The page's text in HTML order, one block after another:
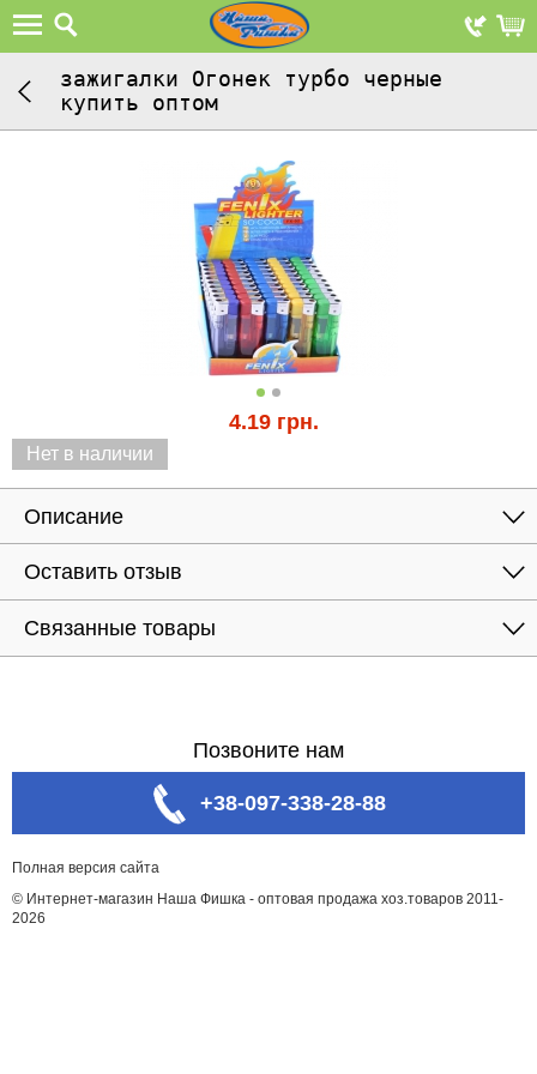
зажигалки Огонек турбо черные
купить оптом
4.19 грн.
Нет в наличии
Описание
Оставить отзыв
Связанные товары
Позвоните нам
+38-097-338-28-88
Полная версия сайта
© Интернет-магазин Наша Фишка - оптовая продажа хоз.товаров 2011-
2026